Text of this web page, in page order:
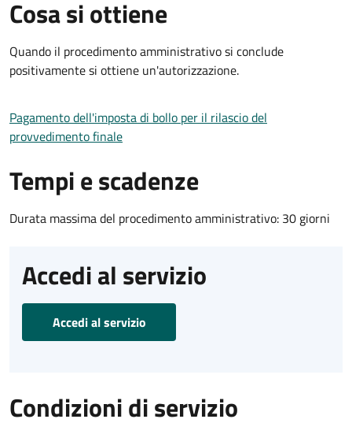
Cosa si ottiene
Quando il procedimento amministrativo si conclude
positivamente si ottiene un'autorizzazione.
Pagamento dell'imposta di bollo per il rilascio del
provvedimento finale
Tempi e scadenze
Durata massima del procedimento amministrativo: 30 giorni
Accedi al servizio
Accedi al servizio
Condizioni di servizio